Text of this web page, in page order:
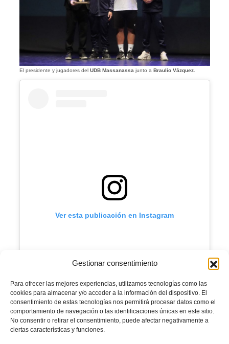
Gestionar consentimiento
Para ofrecer las mejores experiencias, utilizamos tecnologías como las
cookies para almacenar y/o acceder a la información del dispositivo. El
consentimiento de estas tecnologías nos permitirá procesar datos como el
comportamiento de navegación o las identificaciones únicas en este sitio.
No consentir o retirar el consentimiento, puede afectar negativamente a
ciertas características y funciones.
El presidente y jugadores del UDB Massanassa junto a Braulio Vázquez.
Ver esta publicación en Instagram
Una publicación compartida de FFCV (@ffcv_info)